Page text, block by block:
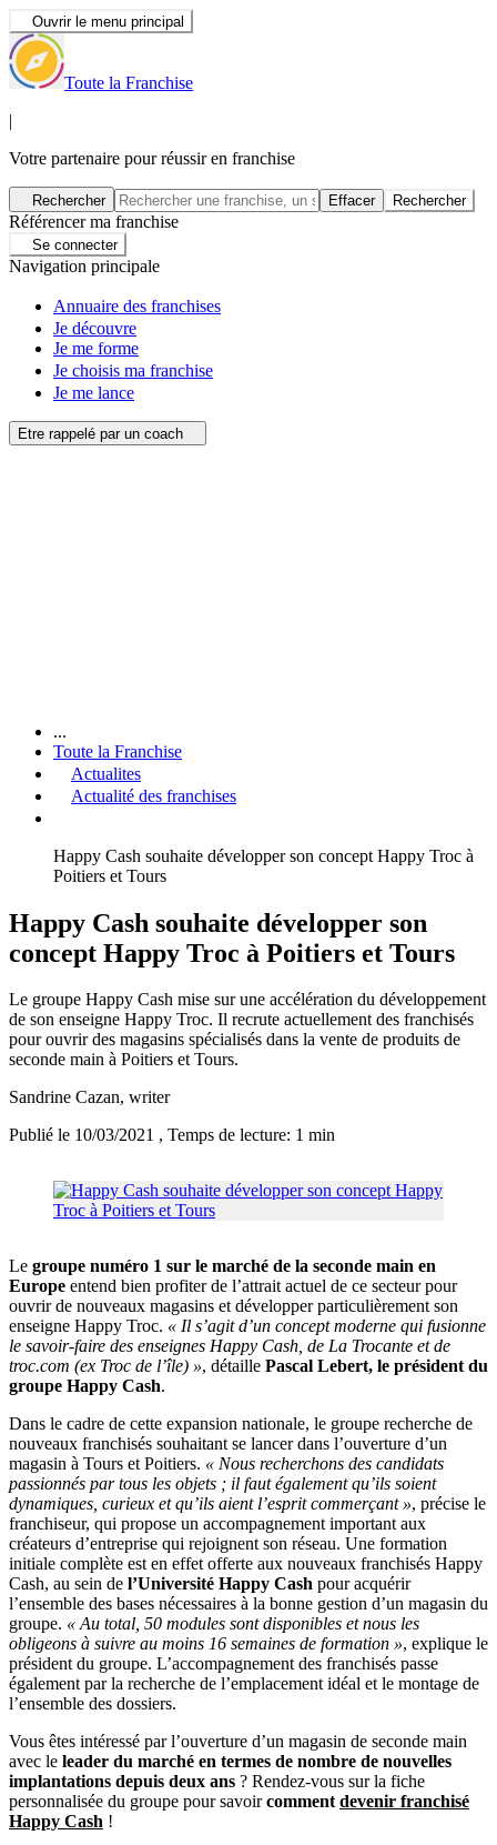
Ouvrir le menu principal
Toute la Franchise
|
Votre partenaire pour réussir en franchise
Rechercher Effacer Rechercher
Référencer ma franchise
Se connecter
Navigation principale
Annuaire des franchises
Je découvre
Je me forme
Je choisis ma franchise
Je me lance
Etre rappelé par un coach
...
Toute la Franchise
Actualites
Actualité des franchises
Happy Cash souhaite développer son concept Happy Troc à
Poitiers et Tours
Happy Cash souhaite développer son
concept Happy Troc à Poitiers et Tours
Le groupe Happy Cash mise sur une accélération du développement
de son enseigne Happy Troc. Il recrute actuellement des franchisés
pour ouvrir des magasins spécialisés dans la vente de produits de
seconde main à Poitiers et Tours.
Sandrine Cazan, writer
Publié le 10/03/2021 , Temps de lecture: 1 min
Le groupe numéro 1 sur le marché de la seconde main en
Europe entend bien profiter de l’attrait actuel de ce secteur pour
ouvrir de nouveaux magasins et développer particulièrement son
enseigne Happy Troc. « Il s’agit d’un concept moderne qui fusionne
le savoir-faire des enseignes Happy Cash, de La Trocante et de
troc.com (ex Troc de l’île) », détaille Pascal Lebert, le président du
groupe Happy Cash.
Dans le cadre de cette expansion nationale, le groupe recherche de
nouveaux franchisés souhaitant se lancer dans l’ouverture d’un
magasin à Tours et Poitiers. « Nous recherchons des candidats
passionnés par tous les objets ; il faut également qu’ils soient
dynamiques, curieux et qu’ils aient l’esprit commerçant », précise le
franchiseur, qui propose un accompagnement important aux
créateurs d’entreprise qui rejoignent son réseau. Une formation
initiale complète est en effet offerte aux nouveaux franchisés Happy
Cash, au sein de l’Université Happy Cash pour acquérir
l’ensemble des bases nécessaires à la bonne gestion d’un magasin du
groupe. « Au total, 50 modules sont disponibles et nous les
obligeons à suivre au moins 16 semaines de formation », explique le
président du groupe. L’accompagnement des franchisés passe
également par la recherche de l’emplacement idéal et le montage de
l’ensemble des dossiers.
Vous êtes intéressé par l’ouverture d’un magasin de seconde main
avec le leader du marché en termes de nombre de nouvelles
implantations depuis deux ans ? Rendez-vous sur la fiche
personnalisée du groupe pour savoircommentdevenir franchisé
Happy Cash !